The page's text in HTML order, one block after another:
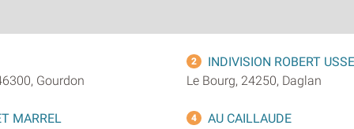
Gourdon
2
INDIVISION ROBERT
Le Bourg, 24250, Daglan
MARREL 4 AU CAILLAUDE